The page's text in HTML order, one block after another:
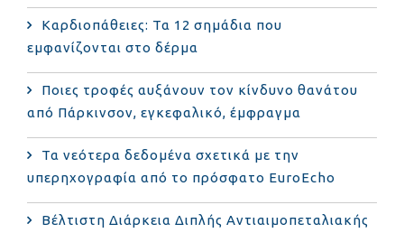
Καρδιοπάθειες: Τα 12 σημάδια που
εμφανίζονται στο δέρμα
Ποιες τροφές αυξάνουν τον κίνδυνο θανάτου
από Πάρκινσον, εγκεφαλικό, έμφραγμα
Τα νεότερα δεδομένα σχετικά με την
υπερηχογραφία από το πρόσφατο EuroEcho
Bέλτιστη Διάρκεια Διπλής Αντιαιμοπεταλιακής